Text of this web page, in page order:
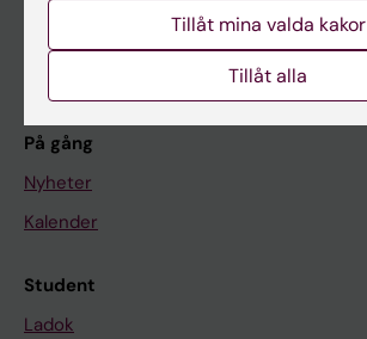
På gång
Nyheter
Kalender
Student
Ladok
Tillåt mina valda kakor
Tillåt alla